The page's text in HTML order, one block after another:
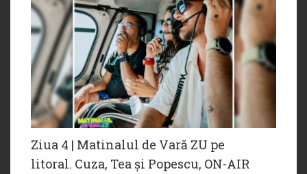
Ziua 4 | Matinalul de Vară ZU pe
litoral. Cuza, Tea și Popescu, ON-AIR